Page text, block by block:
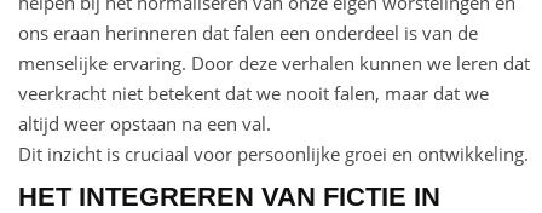
ons eraan herinneren dat falen een onderdeel is van de
menselijke ervaring. Door deze verhalen kunnen we leren dat
veerkracht niet betekent dat we nooit falen, maar dat we
altijd weer opstaan na een val.
Dit inzicht is cruciaal voor persoonlijke groei en ontwikkeling.
HET INTEGREREN VAN FICTIE IN